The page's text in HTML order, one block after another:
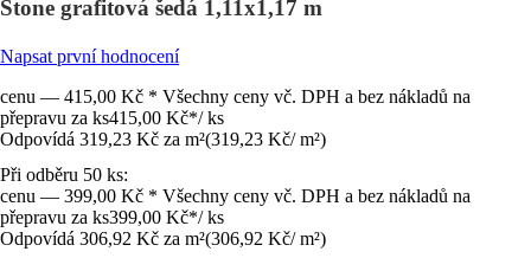
Stone grafitová šedá 1,11x1,17 m
Napsat první hodnocení
cenu — 415,00 Kč * Všechny ceny vč. DPH a bez nákladů na
přepravu za ks415,00 Kč*/ ks
Odpovídá 319,23 Kč za m²(319,23 Kč/ m²)
Při odběru 50 ks:
cenu — 399,00 Kč * Všechny ceny vč. DPH a bez nákladů na
přepravu za ks399,00 Kč*/ ks
Odpovídá 306,92 Kč za m²(306,92 Kč/ m²)